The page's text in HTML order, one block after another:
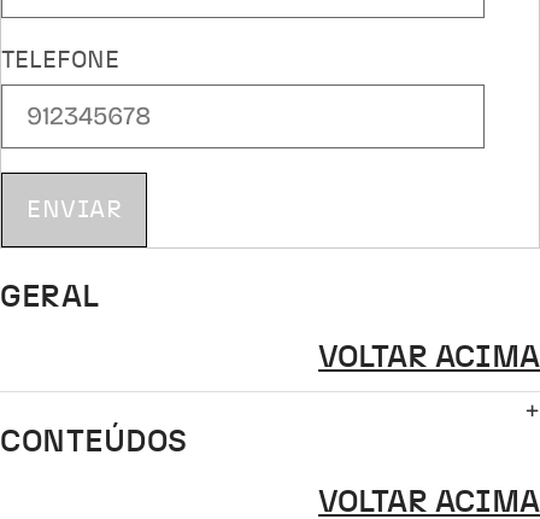
TELEFONE
ENVIAR
GERAL
VOLTAR ACIMA
CONTEÚDOS
VOLTAR ACIMA